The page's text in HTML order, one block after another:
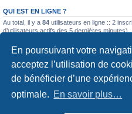
En poursuivant votre
acceptez l’utilisation de
de bénéficier d’une
optimale. En savoir plus…
QUI EST EN LIGNE ?
Au total, il y a 84 utilisateurs en ligne :: 2
d’utilisateurs actifs des 5 dernières minutes)
12:57
STATISTIQUES
6353messages •443 sujets •774membres